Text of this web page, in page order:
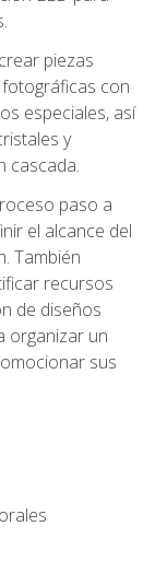
piezas
con
especiales, así
y
cascada.
paso a
el alcance del
También
recursos
de diseños
organizar un
sus